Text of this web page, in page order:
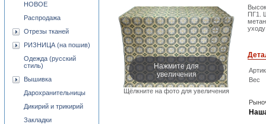
Нажмите для
увеличения
Щёлкните на фото для увеличения
ПГ1.
Вес
НОВОЕ
Распродажа
Отрезы тканей
РИЗНИЦА (на пошив)
Одежда (русский
стиль)
Вышивка
Дарохранительницы
Дикирий и трикирий
Закладки